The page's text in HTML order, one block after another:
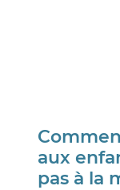
aux
pas à la